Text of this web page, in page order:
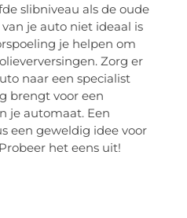
slibniveau als de oude
je auto niet ideaal is
je helpen om
Zorg er
naar een specialist
brengt voor een
je automaat. Een
een geweldig idee voor
het eens uit!